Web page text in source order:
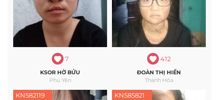
7
KSOR HỜ BỬU
Phú Yên
412
ĐOÀN THỊ HIỀN
Thanh Hóa
KN582119 KN585821